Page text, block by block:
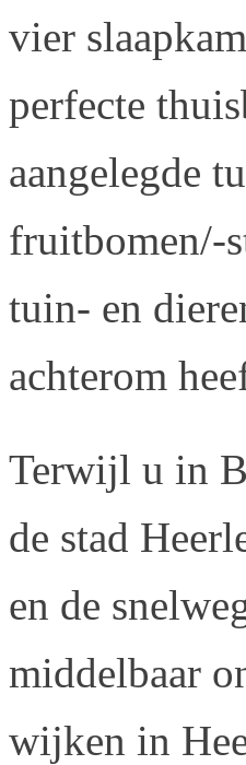
vier
perfecte
aangelegde
fruitbomen/-
tuin- en
achterom
Terwijl u in
de stad
en de
middelbaar
wijken in